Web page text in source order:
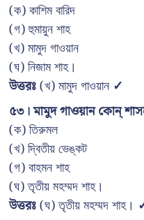
(ক) কাশিম বারিদ
(গ) হুমায়ুন শাহ
(খ) মামুদ গাওয়ান
(ঘ) নিজাম শাহ।
উত্তরঃ(খ) মামুদ গাওয়ান ✓
৫৩। মামুদ গাওয়ান কোন্
(ক) তিরুমল
(খ) দ্বিতীয় ভেঙ্কট
(গ) বাহমন শাহ
(ঘ) তৃতীয় মহম্মদ শাহ।
উত্তরঃ(ঘ) তৃতীয় মহম্মদ শাহ।